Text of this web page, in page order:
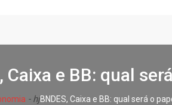
Caixa e BB: qual
- hjBNDES, Caixa e BB: qual será o